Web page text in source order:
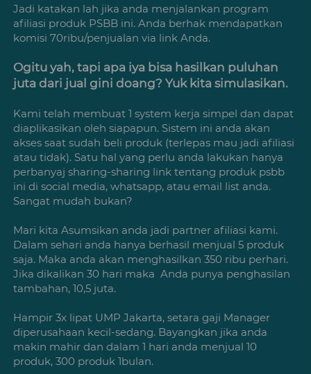
Jadi katakan lah jika anda menjalankan program
afiliasi produk PSBB ini. Anda berhak mendapatkan
komisi 70ribu/penjualan via link Anda.
Ogitu yah, tapi apa iya bisa hasilkan puluhan
juta dari jual gini doang? Yuk kita simulasikan.
Kami telah membuat 1 system kerja simpel dan dapat
diaplikasikan oleh siapapun. Sistem ini anda akan
akses saat sudah beli produk (terlepas mau jadi afiliasi
atau tidak). Satu hal yang perlu anda lakukan hanya
perbanyaj sharing-sharing link tentang produk psbb
ini di social media, whatsapp, atau email list anda.
Sangat mudah bukan?
Mari kita Asumsikan anda jadi partner afiliasi kami.
Dalam sehari anda hanya berhasil menjual 5 produk
saja. Maka anda akan menghasilkan 350 ribu perhari.
Jika dikalikan 30 hari maka  Anda punya penghasilan
tambahan, 10,5 juta.
Hampir 3x lipat UMP Jakarta, setara gaji Manager
diperusahaan kecil-sedang. Bayangkan jika anda
makin mahir dan dalam 1 hari anda menjual 10
produk, 300 produk 1bulan.